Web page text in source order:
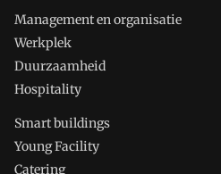
Management en organisatie
Werkplek
Duurzaamheid
Hospitality
Smart buildings
Young Facility
Catering